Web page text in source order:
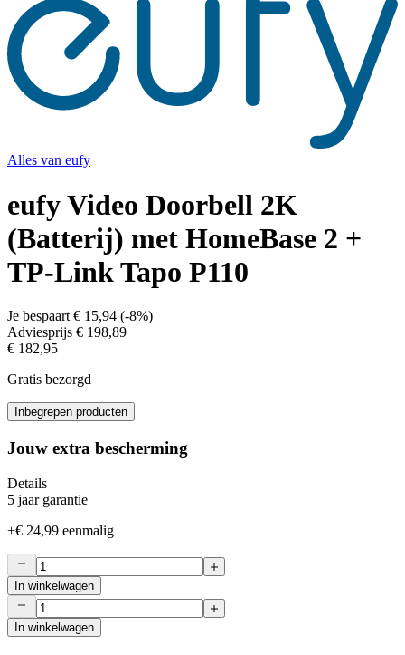
Alles van eufy
eufy Video Doorbell 2K
(Batterij) met HomeBase 2 +
TP-Link Tapo P110
Je bespaart € 15,94 (-8%)
Adviesprijs € 198,89
€ 182,95
Gratis bezorgd
Inbegrepen producten
Jouw extra bescherming
Details
5 jaar garantie
+€ 24,99 eenmalig
In winkelwagen
In winkelwagen